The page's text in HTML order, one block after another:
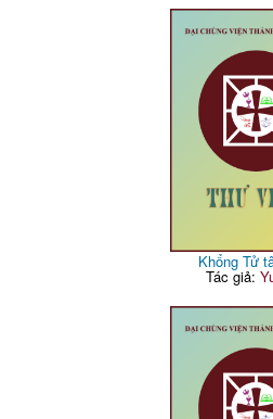
Khổng Tử
Tác giả: